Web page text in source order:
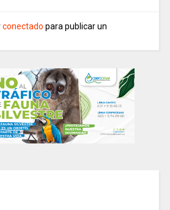
conectado para publicar un